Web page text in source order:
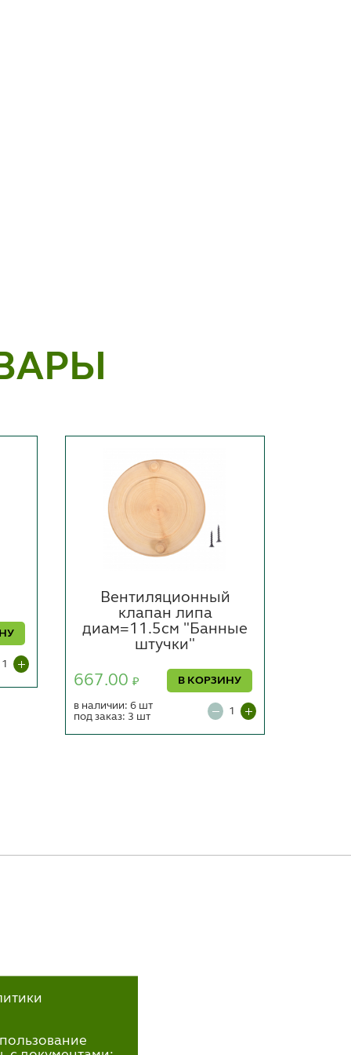
Вентиляционный
клапан липа
диам=11.5см "Банные
штучки"
667.00₽ В КОРЗИНУ
в наличии: 6 шт
под заказ: 3 шт